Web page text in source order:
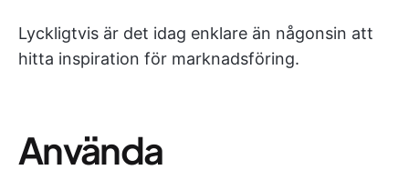
Lyckligtvis är det idag enklare än någonsin att
hitta inspiration för marknadsföring.
Använda